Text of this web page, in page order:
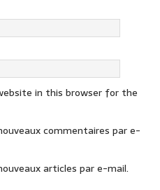
in this browser for the
commentaires par e-
articles par e-mail.